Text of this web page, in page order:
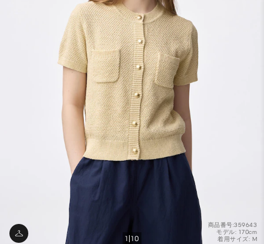
商品番号:359643
モデル: 170cm
着用サイズ: M
1 10